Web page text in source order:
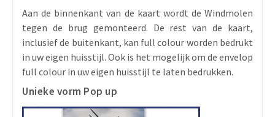
Aan de binnenkant van de kaart wordt de Windmolen
tegen de brug gemonteerd. De rest van de kaart,
inclusief de buitenkant, kan full colour worden bedrukt
in uw eigen huisstijl. Ook is het mogelijk om de envelop
full colour in uw eigen huisstijl te laten bedrukken.
Unieke vorm Pop up